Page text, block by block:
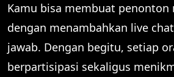
Kamu bisa membuat
dengan menambahkan live
jawab. Dengan begitu, setiap
berpartisipasi sekaligus